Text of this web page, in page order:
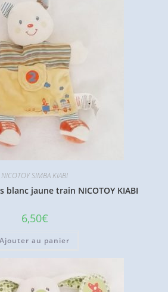
NICOTOY SIMBA KIABI
blanc jaune train NICOTOY KIABI
6,50€
Ajouter au panier